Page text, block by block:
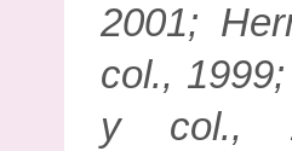
2001;
col.,
y col.,